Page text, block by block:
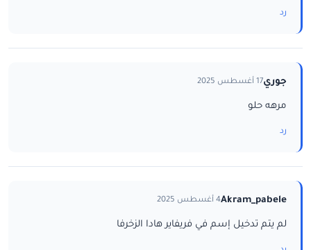
رد
جوري17 أغسطس 2025
مرهه حلو
رد
Akram_pabele4 أغسطس 2025
لم يتم تدخيل إسم في فريفاير هادا الزخرفا